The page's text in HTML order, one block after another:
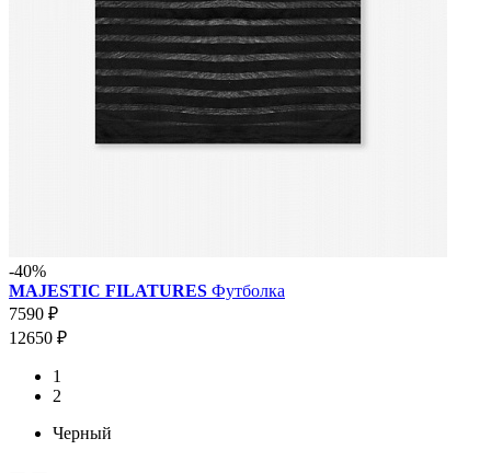
-40%
MAJESTIC FILATURES Футболка
7590 ₽
12650 ₽
1
2
Черный